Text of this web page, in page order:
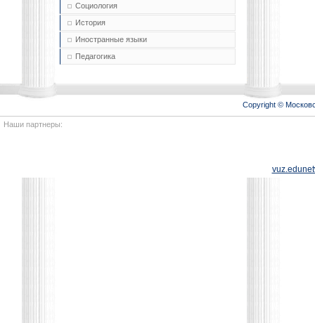
Социология
История
Иностранные языки
Педагогика
Copyright ©
Наши партнеры: